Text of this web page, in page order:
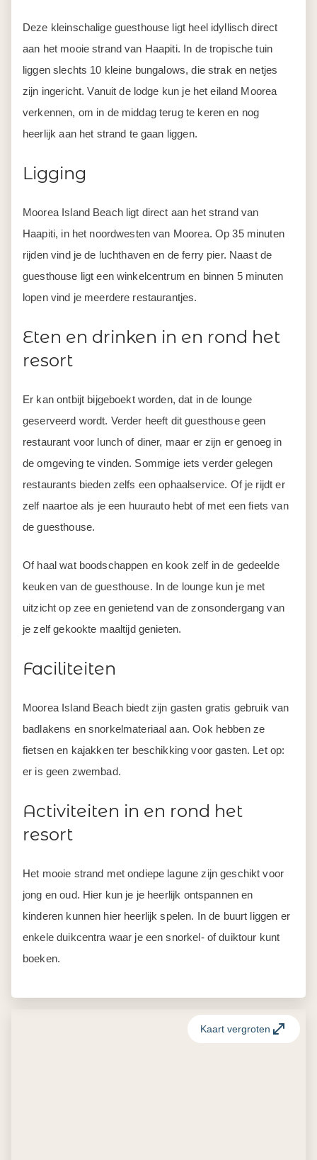
Deze kleinschalige guesthouse ligt heel idyllisch direct
aan het mooie strand van Haapiti. In de tropische tuin
liggen slechts 10 kleine bungalows, die strak en netjes
zijn ingericht. Vanuit de lodge kun je het eiland Moorea
verkennen, om in de middag terug te keren en nog
heerlijk aan het strand te gaan liggen.
Ligging
Moorea Island Beach ligt direct aan het strand van
Haapiti, in het noordwesten van Moorea. Op 35 minuten
rijden vind je de luchthaven en de ferry pier. Naast de
guesthouse ligt een winkelcentrum en binnen 5 minuten
lopen vind je meerdere restaurantjes.
Eten en drinken in en rond het
resort
Er kan ontbijt bijgeboekt worden, dat in de lounge
geserveerd wordt. Verder heeft dit guesthouse geen
restaurant voor lunch of diner, maar er zijn er genoeg in
de omgeving te vinden. Sommige iets verder gelegen
restaurants bieden zelfs een ophaalservice. Of je rijdt er
zelf naartoe als je een huurauto hebt of met een fiets van
de guesthouse.
Of haal wat boodschappen en kook zelf in de gedeelde
keuken van de guesthouse. In de lounge kun je met
uitzicht op zee en genietend van de zonsondergang van
je zelf gekookte maaltijd genieten.
Faciliteiten
Moorea Island Beach biedt zijn gasten gratis gebruik van
badlakens en snorkelmateriaal aan. Ook hebben ze
fietsen en kajakken ter beschikking voor gasten. Let op:
er is geen zwembad.
Activiteiten in en rond het
resort
Het mooie strand met ondiepe lagune zijn geschikt voor
jong en oud. Hier kun je je heerlijk ontspannen en
kinderen kunnen hier heerlijk spelen. In de buurt liggen er
enkele duikcentra waar je een snorkel- of duiktour kunt
boeken.
Kaart vergroten